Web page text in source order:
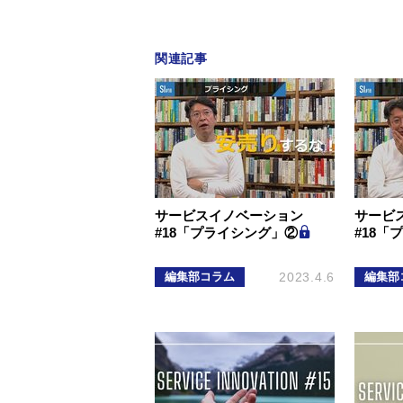
関連記事
サービスイノベーション
#18「プライシング」②
編集部コラム 2023.4.6
サービ
#18「
編集部